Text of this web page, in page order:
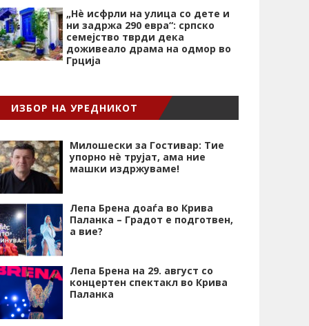
„Нѐ исфрли на улица со дете и
ни задржа 290 евра“: српско
семејство тврди дека
доживеало драма на одмор во
Грција
ИЗБОР НА УРЕДНИКОТ
Милошески за Гостивар: Тие
упорно нѐ трујат, ама ние
машки издржуваме!
Лепа Брена доаѓа во Крива
Паланка – Градот е подготвен,
а вие?
Лепа Брена на 29. август со
концертен спектакл во Крива
Паланка